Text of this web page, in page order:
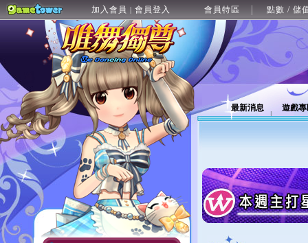
加入會員 | 會員登入 會員特區 點數 / 儲
最新消息 遊戲